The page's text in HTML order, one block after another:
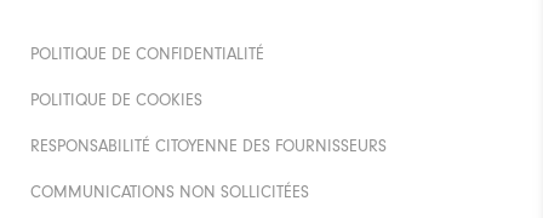
POLITIQUE DE CONFIDENTIALITÉ
POLITIQUE DE COOKIES
RESPONSABILITÉ CITOYENNE DES FOURNISSEURS
COMMUNICATIONS NON SOLLICITÉES